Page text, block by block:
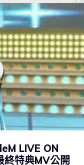
LIVE ON
特典MV公開